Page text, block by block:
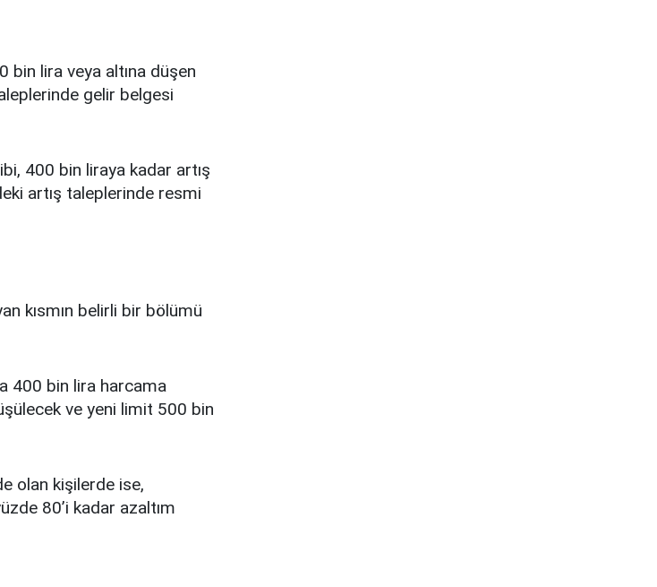
lira veya altına düşen
gelir belgesi
400 bin liraya kadar artış
artış taleplerinde resmi
kısmın belirli bir bölümü
400 bin lira harcama
ve yeni limit 500 bin
olan kişilerde ise,
80’i kadar azaltım